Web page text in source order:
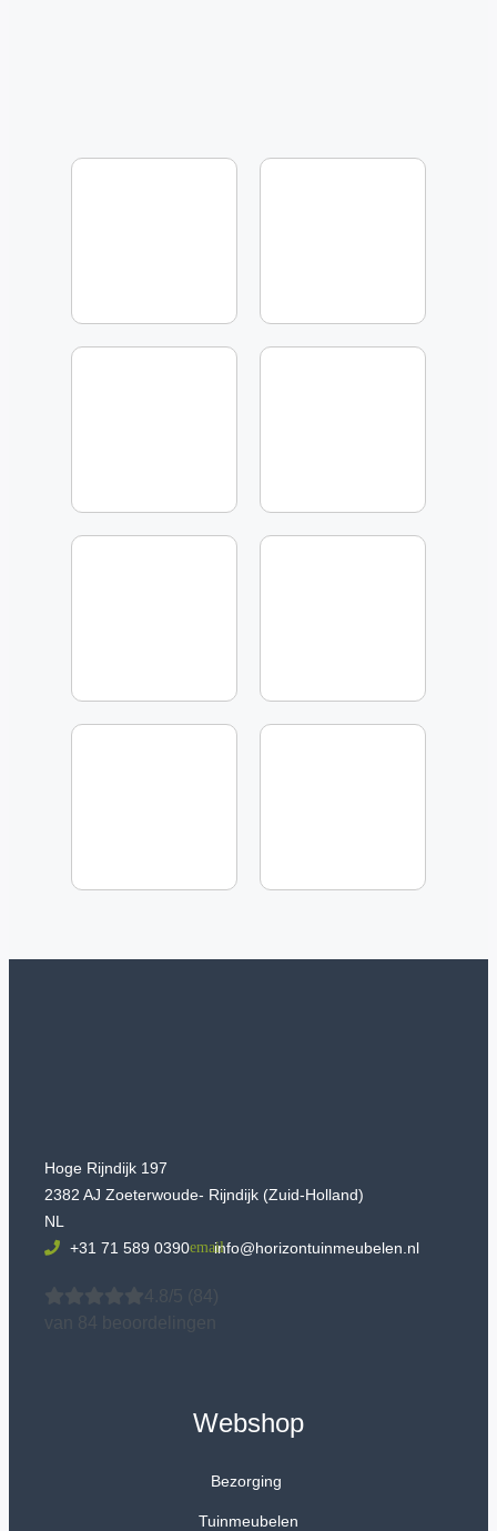
Hoge Rijndijk 197
2382 AJ Zoeterwoude- Rijndijk (Zuid-Holland)
NL
+31 71 589 0390
info@horizontuinmeubelen.nl
4.8/5
(84)
van 84 beoordelingen
Webshop
Bezorging
Tuinmeubelen